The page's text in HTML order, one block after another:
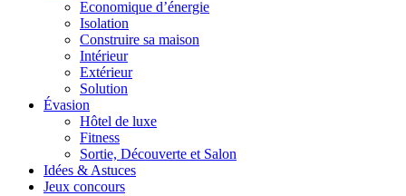
Economique d’énergie
Isolation
Construire sa maison
Intérieur
Extérieur
Solution
Évasion
Hôtel de luxe
Fitness
Sortie, Découverte et Salon
Idées & Astuces
Jeux concours